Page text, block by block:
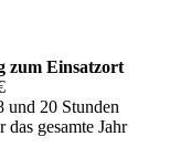
zum Einsatzort
und 20 Stunden
gesamte Jahr